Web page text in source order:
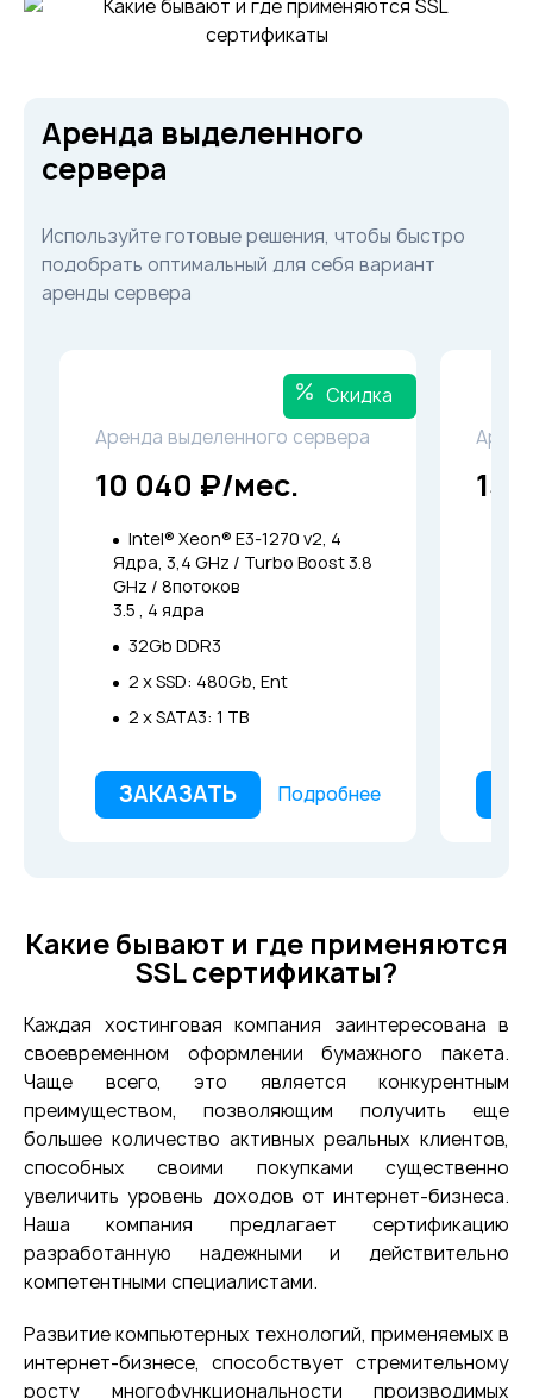
Аренда выделенного
сервера
Используйте готовые решения, чтобы быстро
подобрать оптимальный для себя вариант
аренды сервера
Скидка
Аренда выделенного сервера
10 040 ₽/мес.
Intel® Xeon® E3-1270 v2, 4
Ядра, 3,4 GHz / Turbo Boost 3.8
GHz / 8потоков
3.5 , 4 ядра
32Gb DDR3
2 x SSD: 480Gb, Ent
2 x SATA3: 1 TB
ЗАКАЗАТЬ Подробнее
13
Какие бывают и где применяются
SSL сертификаты?
Каждая хостинговая компания заинтересована в
своевременном оформлении бумажного пакета.
Чаще всего, это является конкурентным
преимуществом, позволяющим получить еще
большее количество активных реальных клиентов,
способных своими покупками существенно
увеличить уровень доходов от интернет-бизнеса.
Наша компания предлагает сертификацию
разработанную надежными и действительно
компетентными специалистами.
Развитие компьютерных технологий, применяемых в
интернет-бизнесе, способствует стремительному
росту многофункциональности производимых